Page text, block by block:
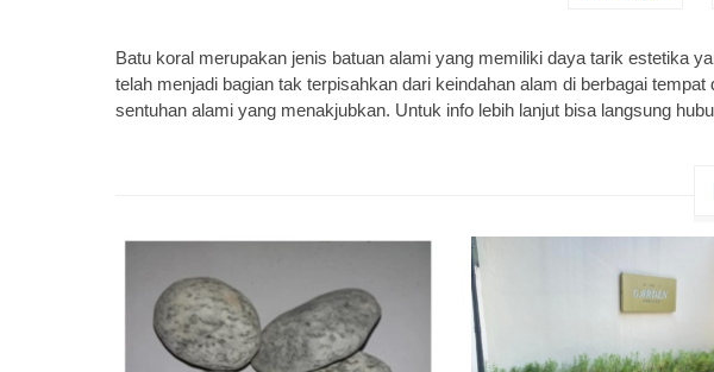
Batu koral merupakan jenis batuan alami yang memiliki daya tarik estetika
telah menjadi bagian tak terpisahkan dari keindahan alam di berbagai
sentuhan alami yang menakjubkan. Untuk info lebih lanjut bisa langsung